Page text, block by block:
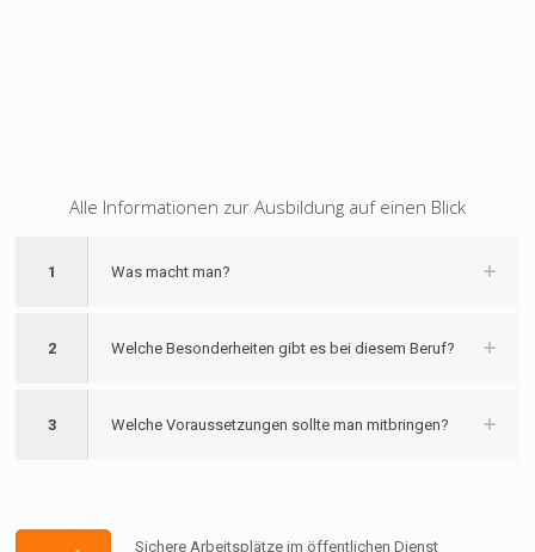
Alle Informationen zur Ausbildung auf einen Blick
1 Was macht man?
2 Welche Besonderheiten gibt es bei diesem Beruf?
3 Welche Voraussetzungen sollte man mitbringen?
Sichere Arbeitsplätze im öffentlichen Dienst